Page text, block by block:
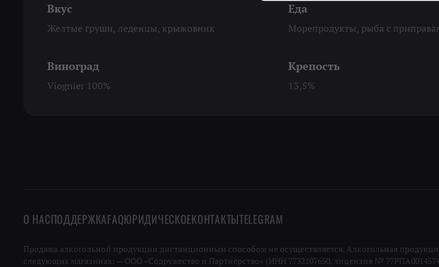
Вкус
Желтые груши, леденцы, крыжовник
Еда
Морепродукты, рыба с
Виноград
Viognier 100%
Крепость
13,5%
О НАСПОДДЕРЖКАFAQЮРИДИЧЕСКОЕКОНТАКТЫTELEGRAM
Продажа алкогольной продукции дистанционным способом не осуществляется. Алкогольная
следующих магазинах: — ООО «Содружество и Партнёрство» (ИНН 7732107650, лицензия №